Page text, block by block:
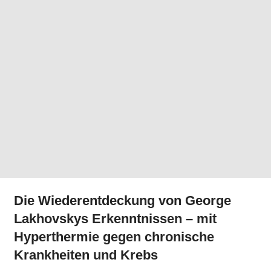
Die Wiederentdeckung von George
Lakhovskys Erkenntnissen – mit
Hyperthermie gegen chronische
Krankheiten und Krebs